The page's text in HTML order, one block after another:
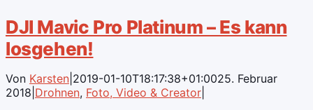
DJI Mavic Pro Platinum – Es kann
losgehen!
Von Karsten 2019-01-10T18:17:38+01:0025. Februar
2018 Drohnen, Foto, Video & Creator